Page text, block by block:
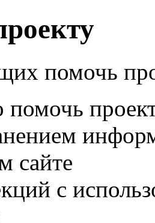
помочь
сайте
с